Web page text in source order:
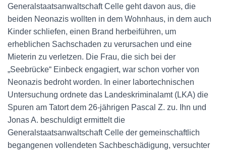
Generalstaatsanwaltschaft Celle geht davon aus, die
beiden Neonazis wollten in dem Wohnhaus, in dem auch
Kinder schliefen, einen Brand herbeiführen, um
erheblichen Sachschaden zu verursachen und eine
Mieterin zu verletzen. Die Frau, die sich bei der
„Seebrücke“ Einbeck engagiert, war schon vorher von
Neonazis bedroht worden. In einer labortechnischen
Untersuchung ordnete das Landeskriminalamt (LKA) die
Spuren am Tatort dem 26-jährigen Pascal Z. zu. Ihn und
Jonas A. beschuldigt ermittelt die
Generalstaatsanwaltschaft Celle der gemeinschaftlich
begangenen vollendeten Sachbeschädigung, versuchter